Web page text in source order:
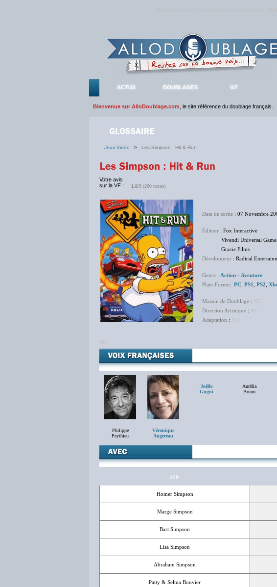
ACTUS DOUBLAGES V.F
Bienvenue sur AlloDoublage.com , le site référence du doublage français.
Jeux Video > Les Simpson : Hit & Run
Votre avis
sur la VF :
1.8/5 (260 notes)
Date de sortie : 07 Novembre
Éditeur : Fox Interactive
Vivendi Universal
Gracie Films
Développeur : Radical
Genre : Action - Aventure
Plate-Forme: PC PS1 PS2
Maison de Doublage : NC
Direction Artistique : NC
Adaptation : NC
NC
Philippe
Peythieu
Véronique
Augereau
Joëlle
Gugui
Aurélia
Bruno
Rôle
Homer Simpson
Marge Simpson
Bart Simpson
Lisa Simpson
Abraham Simpson
Patty & Selma Bouvier